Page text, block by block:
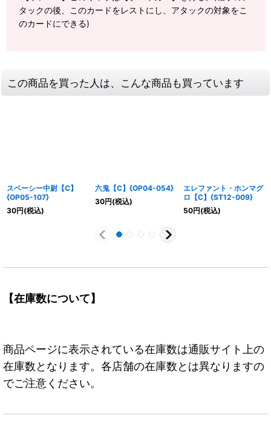
タックの後、このカードをレストにし、アタックの対象をこ
のカードにできる)
この商品を買った人は、こんな商品も買っています
スペーシー中尉【C】
{OP05-107}
30円(税込)
六鬼【C】{OP04-054}
30円(税込)
エレファント・ホンマグ
ロ【C】{ST12-009}
50円(税込)
【在庫数について】
商品ページに表示されている在庫数は通販サイト上の
在庫数となります。各店舗の在庫数とは異なりますの
でご注意ください。